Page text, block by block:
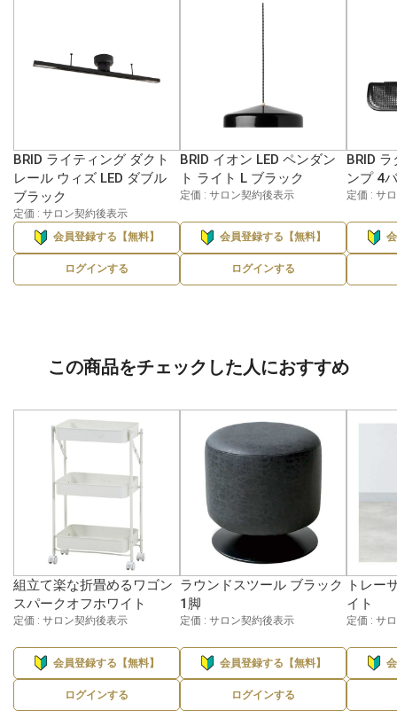
BRID ライティング ダクト
レール ウィズ LED ダブル
ブラック
定価 : サロン契約後表示
会員登録する【無料】
ログインする
BRID イオン LED ペンダン
ト ライト L ブラック
定価 : サロン契約後表示
会員登録する【無料】
ログインする
BRID
ンプ 4
定価 : サ
この商品をチェックした人におすすめ
組立て楽な折畳めるワゴン
スパークオフホワイト
定価 : サロン契約後表示
会員登録する【無料】
ログインする
ラウンドスツール ブラック
1脚
定価 : サロン契約後表示
会員登録する【無料】
ログインする
トレー
イト
定価 : サ